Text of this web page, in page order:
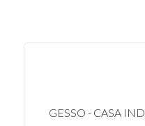
GESSO - CASA